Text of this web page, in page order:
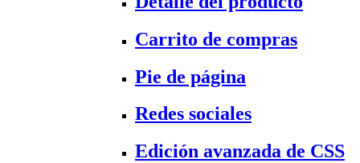
Carrito de compras
Pie de página
Redes sociales
Edición avanzada de CSS